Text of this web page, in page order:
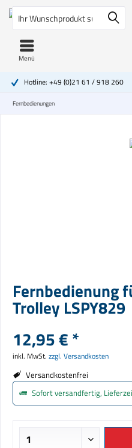
Hotline: +49 (0)21 61 / 918 260
Menü
Fernbedienungen
Fernbedienung
Trolley LSPY829
12,95 € *
inkl. MwSt. zzgl. Versandkosten
Versandkostenfrei
Sofort versandfertig,